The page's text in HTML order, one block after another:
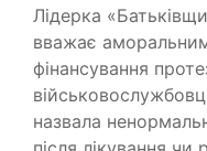
Лідерка
вважає
фінансування
назвала